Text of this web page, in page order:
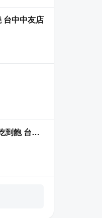
益店
台中中友店
好好吃肉韓式烤肉吃到飽 台中一中店